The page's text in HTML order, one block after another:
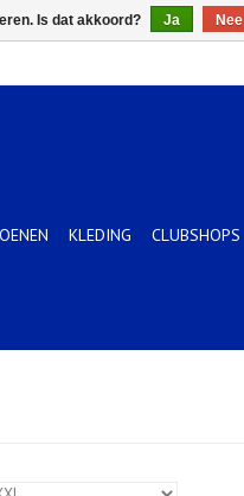
KLEDING CLUBSHOPS
Is dat akkoord? Ja Nee